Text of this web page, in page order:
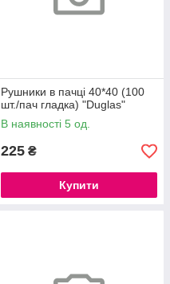
Рушники в пачці 40*40 (100
шт./пач гладка) "Duglas"
В наявності 5 од.
225 ₴
Купити